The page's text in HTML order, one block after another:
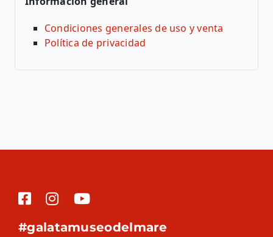
Condiciones generales de uso y venta
Política de privacidad
#galatamuseodelmare